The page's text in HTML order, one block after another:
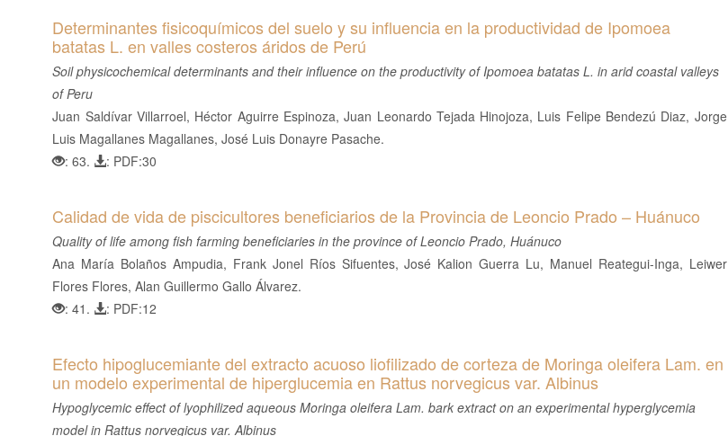
Determinantes fisicoquímicos del suelo y su influencia en la productividad de Ipomoea
batatas L. en valles costeros áridos de Perú
Soil physicochemical determinants and their influence on the productivity of Ipomoea batatas L. in arid coastal valleys
of Peru
Juan Saldívar Villarroel, Héctor Aguirre Espinoza, Juan Leonardo Tejada Hinojoza, Luis Felipe Bendezú Diaz, Jorge
Luis Magallanes Magallanes, José Luis Donayre Pasache.
: 63.
: PDF:30
Calidad de vida de piscicultores beneficiarios de la Provincia de Leoncio Prado – Huánuco
Quality of life among fish farming beneficiaries in the province of Leoncio Prado, Huánuco
Ana María Bolaños Ampudia, Frank Jonel Ríos Sifuentes, José Kalion Guerra Lu, Manuel Reategui-Inga, Leiwer
Flores Flores, Alan Guillermo Gallo Álvarez.
: 41.
: PDF:12
Efecto hipoglucemiante del extracto acuoso liofilizado de corteza de Moringa oleifera Lam. en
un modelo experimental de hiperglucemia en Rattus norvegicus var. Albinus
Hypoglycemic effect of lyophilized aqueous Moringa oleifera Lam. bark extract on an experimental hyperglycemia
model in Rattus norvegicus var. Albinus